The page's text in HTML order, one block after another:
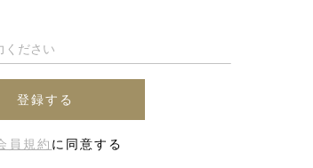
ホームキャンドル スペシャルエディション【オ
登録する
員規約 に同意する